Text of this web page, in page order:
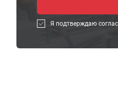
Я подтверждаю